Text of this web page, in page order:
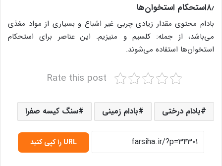
۸٫استحکام استخوان‌ها
بادام محتوی مقدار زیادی چربی غیر اشباع و بسیاری از مواد مغذی
می‌باشد، از جمله: کلسیم و منیزیم. این عناصر برای استحکام
استخوان‌ها استفاده می‌شوند.
Rate this post
بادام درختی بادام زمینی سنگ کیسه صفرا
URL را کپی کنید